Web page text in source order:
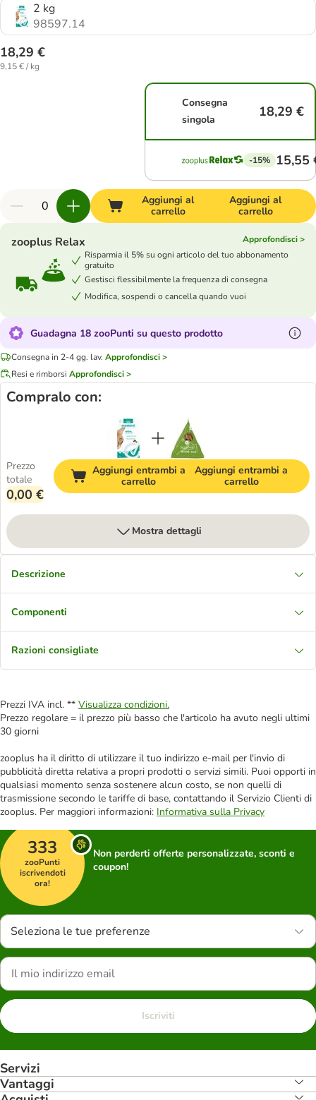
2 kg
98597.14
18,29 €
9,15 € / kg
Consegna
singola
18,29 €
-15% 15,55
Aggiungi al
carrello
Aggiungi al
carrello
zooplus Relax
Approfondisci >
Risparmia il 5% su ogni articolo del tuo abbonamento
gratuito
Gestisci flessibilmente la frequenza di consegna
Modifica, sospendi o cancella quando vuoi
Guadagna 18 zooPunti su questo prodotto
Consegna in 2-4 gg. lav. Approfondisci >
Resi e rimborsi Approfondisci >
Compralo con:
Prezzo
totale
0,00 €
Aggiungi entrambi a
carrello
Aggiungi entrambi a
carrello
Mostra dettagli
Descrizione
Componenti
Razioni consigliate
Prezzi IVA incl. ** Visualizza condizioni.
Prezzo regolare = il prezzo più basso che l'articolo ha avuto negli ultimi
30 giorni
zooplus ha il diritto di utilizzare il tuo indirizzo e-mail per l'invio di
pubblicità diretta relativa a propri prodotti o servizi simili. Puoi opporti in
qualsiasi momento senza sostenere alcun costo, se non quelli di
trasmissione secondo le tariffe di base, contattando il Servizio Clienti di
zooplus. Per maggiori informazioni: Informativa sulla Privacy
333
zooPunti
iscrivendoti
ora!
Non perderti offerte personalizzate, sconti e
coupon!
Seleziona le tue preferenze
Iscriviti
Servizi
Vantaggi